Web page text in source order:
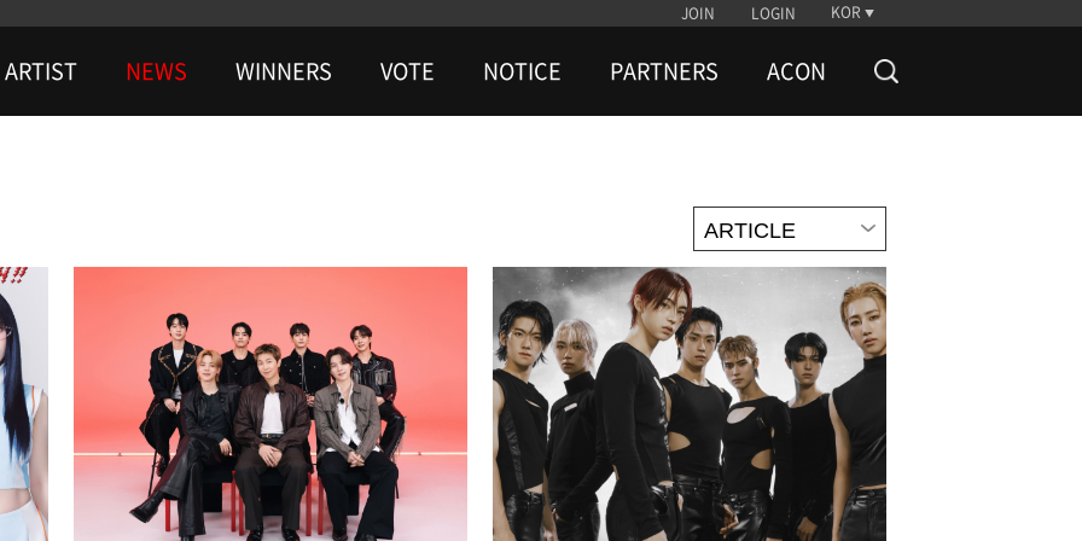
JOIN LOGIN KOR
ARTIST NEWS WINNERS VOTE NOTICE PARTNERS ACON
ARTICLE